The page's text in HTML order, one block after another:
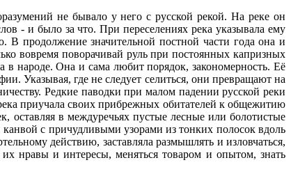
не бывало у него с русской рекой. На реке он
- и было за что. При переселениях река указывала ему
В продолжение значительной постной части года она и
вовремя поворачивай руль при постоянных капризных
в народе. Она и сама любит порядок, закономерность. Её
Указывая, где не следует селиться, они превращают на
Редкие паводки при малом падении русской реки
приучала своих прибрежных обитателей к общежитию
оставляя в междуречьях пустые лесные или болотистые
с причудливыми узорами из тонких полосок вдоль
действию, заставляла размышлять и изловчаться,
нравы и интересы, меняться товаром и опытом, знать